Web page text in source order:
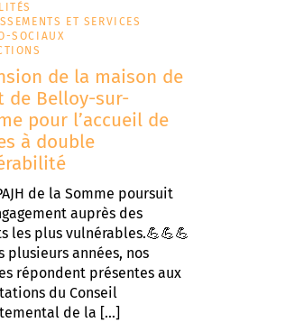
ET SERVICES
SOCIAUX
de la maison de
de Belloy-sur-
pour l’accueil de
à double
de la Somme poursuit
auprès des
les plus vulnérables.💪💪💪
plusieurs années, nos
répondent présentes aux
du Conseil
de la […]